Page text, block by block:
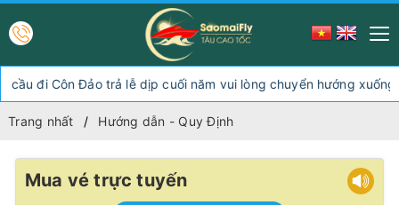
trả lễ dịp cuối năm vui lòng chuyển hướng xuống Sóc
Trang nhất Hướng dẫn - Quy Định
Mua vé trực tuyến